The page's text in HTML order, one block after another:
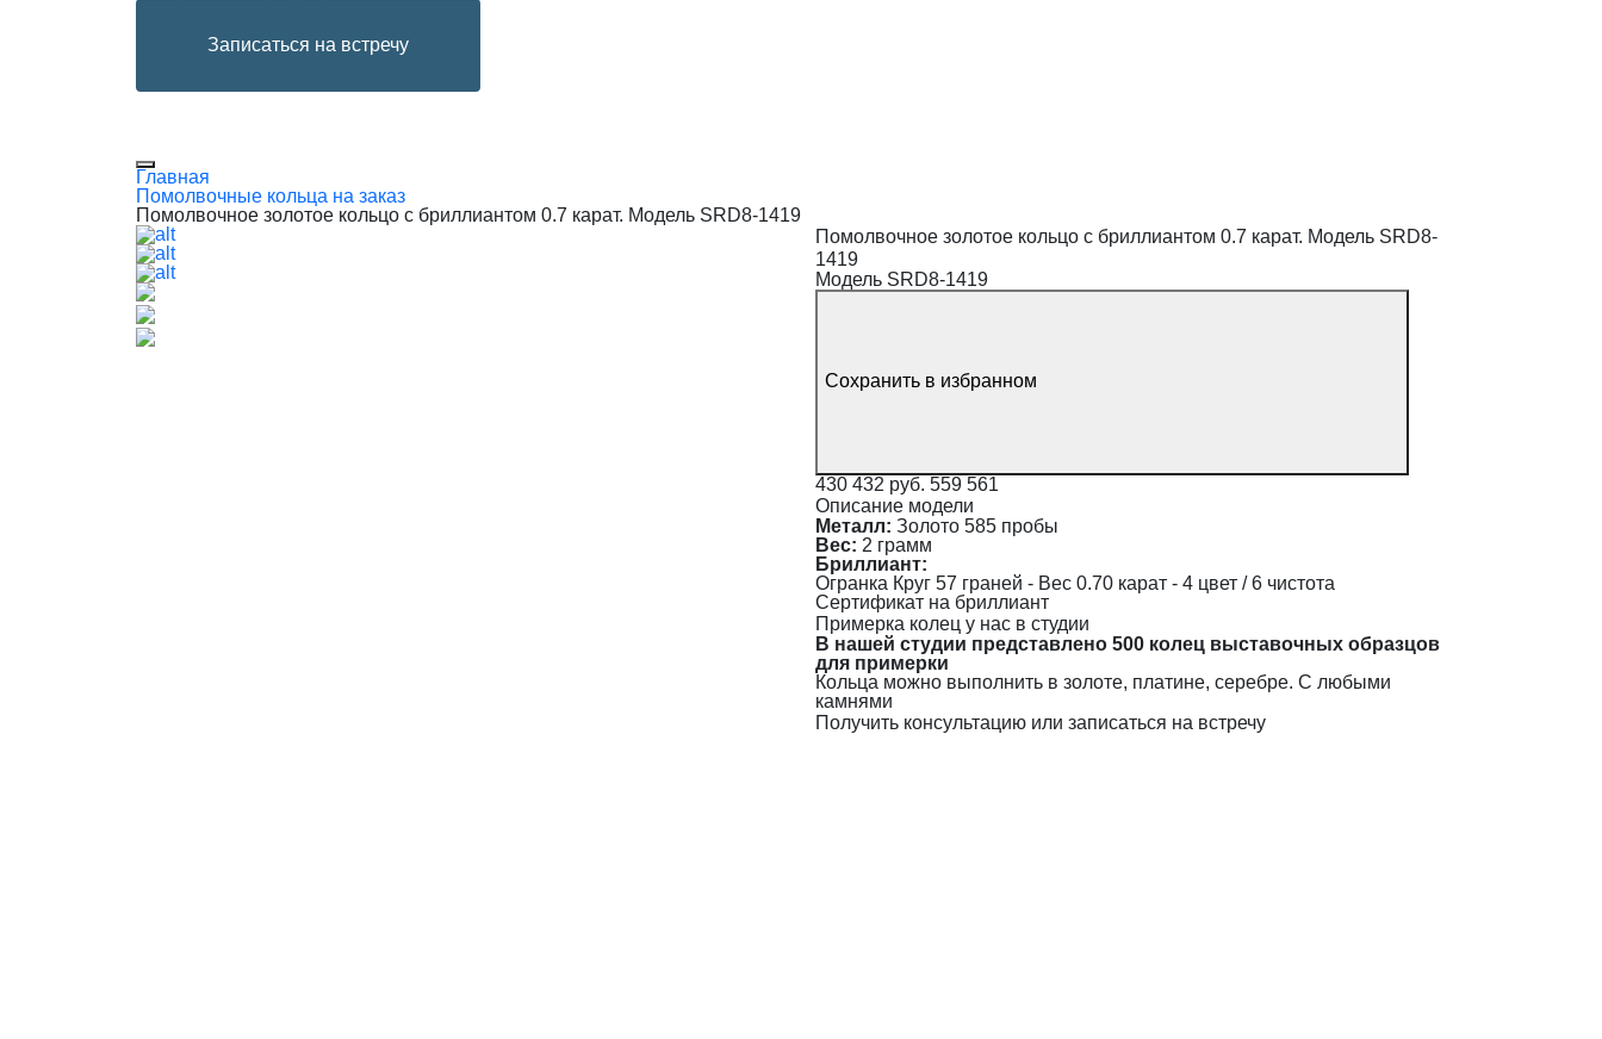
Записаться на встречу
Главная
Помолвочные кольца на заказ
Помолвочное золотое кольцо с бриллиантом 0.7 карат. Модель SRD8-1419
Помолвочное золотое кольцо с бриллиантом 0.7 карат. Модель SRD8-
1419
Модель SRD8-1419
Сохранить в избранном
430 432 руб. 559 561
Описание модели
Металл: Золото 585 пробы
Вес: 2 грамм
Бриллиант:
Огранка Круг 57 граней - Вес 0.70 карат - 4 цвет / 6 чистота
Сертификат на бриллиант
Примерка колец у нас в студии
В нашей студии представлено 500 колец выставочных образцов
для примерки
Кольца можно выполнить в золоте, платине, серебре. С любыми
камнями
Получить консультацию или записаться на встречу